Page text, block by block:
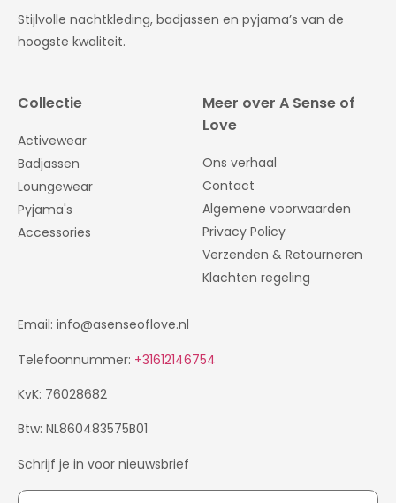
Stijlvolle nachtkleding, badjassen en pyjama’s van de
hoogste kwaliteit.
Collectie
Activewear
Badjassen
Loungewear
Pyjama's
Accessories
Meer over A Sense of
Love
Ons verhaal
Contact
Algemene voorwaarden
Privacy Policy
Verzenden & Retourneren
Klachten regeling
Email: info@asenseoflove.nl
Telefoonnummer: +31612146754
KvK: 76028682
Btw: NL860483575B01
Schrijf je in voor nieuwsbrief